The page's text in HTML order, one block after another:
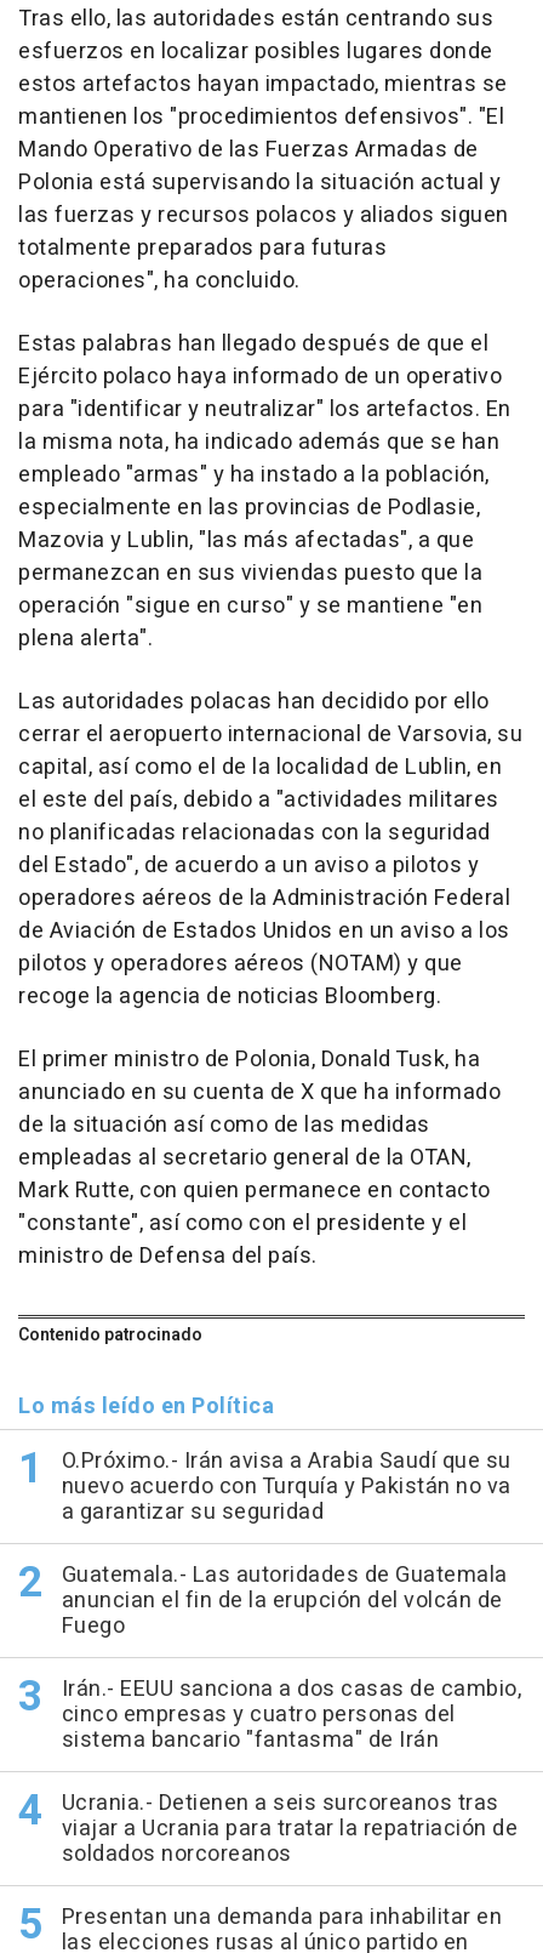
Tras ello, las autoridades están centrando sus
esfuerzos en localizar posibles lugares donde
estos artefactos hayan impactado, mientras se
mantienen los "procedimientos defensivos". "El
Mando Operativo de las Fuerzas Armadas de
Polonia está supervisando la situación actual y
las fuerzas y recursos polacos y aliados siguen
totalmente preparados para futuras
operaciones", ha concluido.
Estas palabras han llegado después de que el
Ejército polaco haya informado de un operativo
para "identificar y neutralizar" los artefactos. En
la misma nota, ha indicado además que se han
empleado "armas" y ha instado a la población,
especialmente en las provincias de Podlasie,
Mazovia y Lublin, "las más afectadas", a que
permanezcan en sus viviendas puesto que la
operación "sigue en curso" y se mantiene "en
plena alerta".
Las autoridades polacas han decidido por ello
cerrar el aeropuerto internacional de Varsovia, su
capital, así como el de la localidad de Lublin, en
el este del país, debido a "actividades militares
no planificadas relacionadas con la seguridad
del Estado", de acuerdo a un aviso a pilotos y
operadores aéreos de la Administración Federal
de Aviación de Estados Unidos en un aviso a los
pilotos y operadores aéreos (NOTAM) y que
recoge la agencia de noticias Bloomberg.
El primer ministro de Polonia, Donald Tusk, ha
anunciado en su cuenta de X que ha informado
de la situación así como de las medidas
empleadas al secretario general de la OTAN,
Mark Rutte, con quien permanece en contacto
"constante", así como con el presidente y el
ministro de Defensa del país.
Contenido patrocinado
Lo más leído en Política
O.Próximo.- Irán avisa a Arabia Saudí que su
nuevo acuerdo con Turquía y Pakistán no va
a garantizar su seguridad
Guatemala.- Las autoridades de Guatemala
anuncian el fin de la erupción del volcán de
Fuego
Irán.- EEUU sanciona a dos casas de cambio,
cinco empresas y cuatro personas del
sistema bancario "fantasma" de Irán
Ucrania.- Detienen a seis surcoreanos tras
viajar a Ucrania para tratar la repatriación de
soldados norcoreanos
Presentan una demanda para inhabilitar en
las elecciones rusas al único partido en